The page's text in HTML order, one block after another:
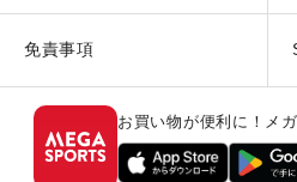
免責事項
お買い物が便利に！メ